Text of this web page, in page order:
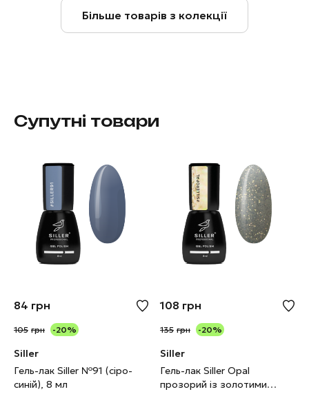
Більше товарів з колекції
Супутні товари
84 грн
105 грн -20%
Siller
Гель-лак Siller №91 (сіро-
синій), 8 мл
108 грн
135 грн -20%
Siller
Гель-лак Siller Opal
прозорий із золотими